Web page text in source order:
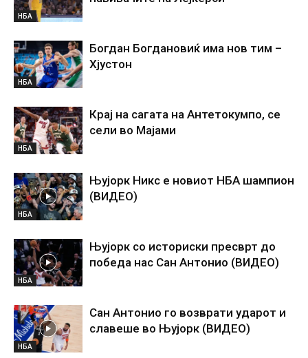
НБА
НБА
Богдан Богдановиќ има нов тим –
Хјустон
НБА
Крај на сагата на Антетокумпо, се
сели во Мајами
НБА
Њујорк Никс е новиот НБА шампион
(ВИДЕО)
НБА
Њујорк со историски пресврт до
победа нас Сан Антонио (ВИДЕО)
НБА
Сан Антонио го возврати ударот и
славеше во Њујорк (ВИДЕО)